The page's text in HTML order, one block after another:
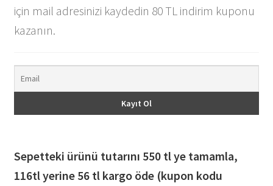
için mail adresinizi kaydedin 80 TL indirim kuponu
kazanın.
Sepetteki ürünü tutarını 550 tl ye tamamla,
116tl yerine 56 tl kargo öde (kupon kodu